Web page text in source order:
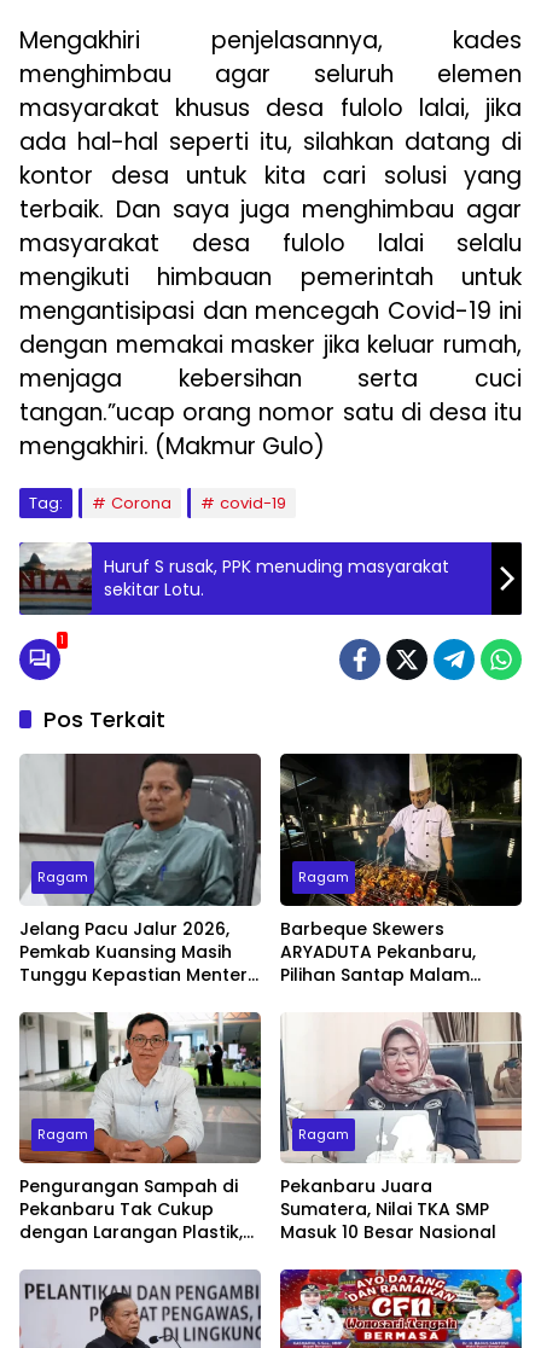
Mengakhiri penjelasannya, kades
menghimbau agar seluruh elemen
masyarakat khusus desa fulolo lalai, jika
ada hal-hal seperti itu, silahkan datang di
kontor desa untuk kita cari solusi yang
terbaik. Dan saya juga menghimbau agar
masyarakat desa fulolo lalai selalu
mengikuti himbauan pemerintah untuk
mengantisipasi dan mencegah Covid-19 ini
dengan memakai masker jika keluar rumah,
menjaga kebersihan serta cuci
tangan.”ucap orang nomor satu di desa itu
mengakhiri. (Makmur Gulo)
Tag: Corona covid-19
Huruf S rusak, PPK menuding masyarakat
sekitar Lotu.
1
Pos Terkait
Ragam
Jelang Pacu Jalur 2026,
Pemkab Kuansing Masih
Tunggu Kepastian Menteri
Ragam
Barbeque Skewers
ARYADUTA Pekanbaru,
Pilihan Santap Malam
Ragam
Pengurangan Sampah di
Pekanbaru Tak Cukup
dengan Larangan Plastik,
Jadi Penentu
Ragam
Pekanbaru Juara
Sumatera, Nilai TKA SMP
Masuk 10 Besar Nasional